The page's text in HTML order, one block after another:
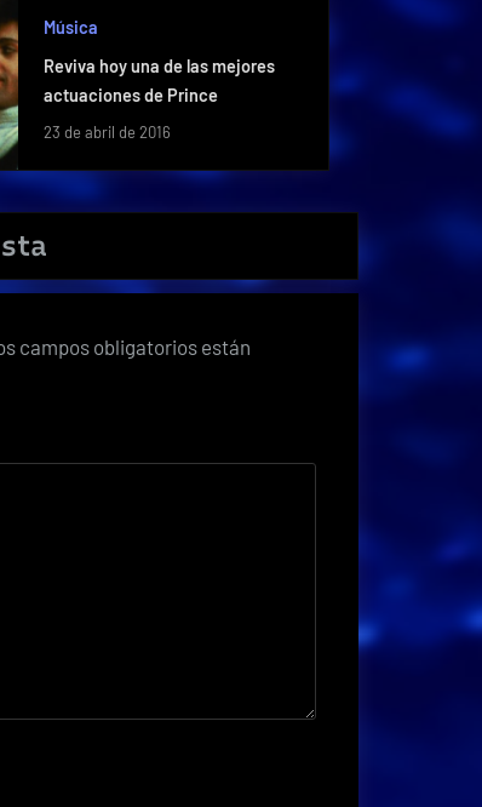
Música
Reviva hoy una de las mejores
actuaciones de Prince
23 de abril de 2016
campos obligatorios están